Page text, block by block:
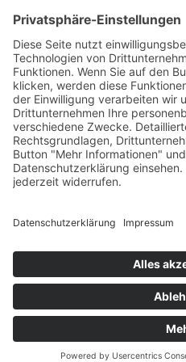
Impressum
Datenschutzerklärung
Cookie-Einstellungen
SUCHE
Suchen
nach:
Datenschutzerklärung Stolz